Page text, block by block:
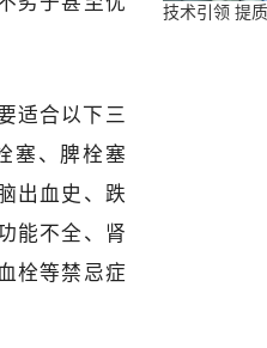
适合以下三
塞、脾栓塞
出血史、跌
能不全、肾
栓等禁忌症
技术引领 提